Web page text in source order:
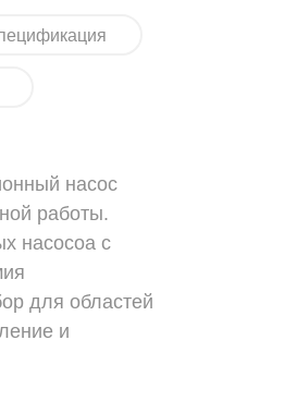
насос
работы.
насосоа с
для областей
и